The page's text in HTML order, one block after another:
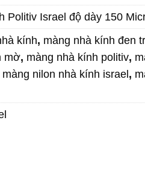
Politiv Israel độ dày 150
kính, màng nhà kính đen
mờ, màng nhà kính politiv,
màng nilon nhà kính israel ,